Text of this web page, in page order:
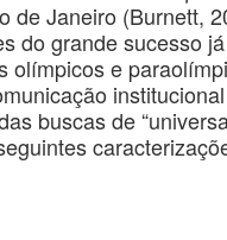
de Janeiro (Burnett,
do grande sucesso
olímpicos e
buscas de